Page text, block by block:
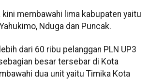
kini membawahi lima kabupaten yaitu
Nduga dan Puncak.
dari 60 ribu pelanggan PLN UP3
besar tersebar di Kota
dua unit yaitu Timika Kota